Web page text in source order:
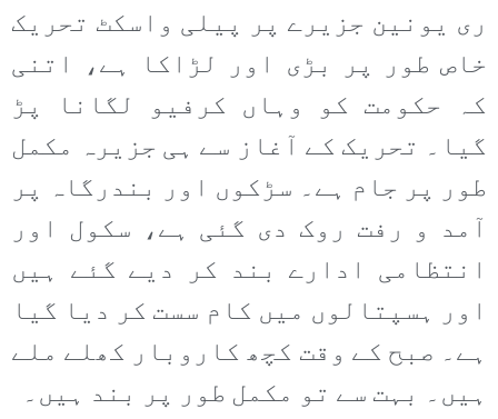
ری یونین جزیرے پر پیلی واسکٹ تحریک
خاص طور پر بڑی اور لڑاکا ہے، اتنی
کہ حکومت کو وہاں کرفیو لگانا پڑ
گیا۔ تحریک کے آغاز سے ہی جزیرہ مکمل
طور پر جام ہے۔ سڑکوں اور بندرگاہ پر
آمد و رفت روک دی گئی ہے، سکول اور
انتظامی ادارے بند کر دیے گئے ہیں
اور ہسپتالوں میں کام سست کر دیا گیا
ہے۔ صبح کے وقت کچھ کاروبار کھلے ملے
ہیں۔ بہت سے تو مکمل طور پر بند ہیں۔